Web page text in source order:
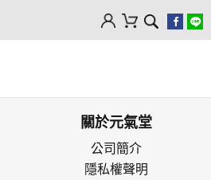
關於元氣堂
公司簡介
隱私權聲明